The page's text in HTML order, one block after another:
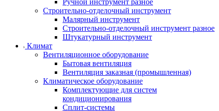
Ручной инструмент разное
Строительно-отделочный инструмент
Малярный инструмент
Строительно-отделочный инструмент разное
Штукатурный инструмент
Климат
Вентиляционное оборудование
Бытовая вентиляция
Вентиляция заказная (промышленная)
Климатическое оборудование
Комплектующие для систем
кондиционирования
Сплит-системы